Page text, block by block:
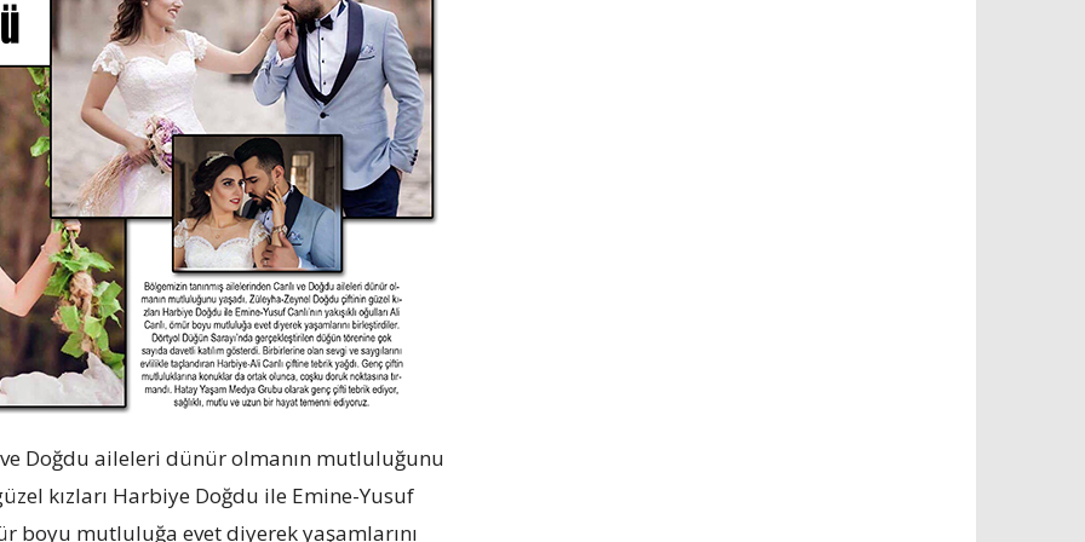
Doğdu aileleri dünür olmanın mutluluğunu
kızları Harbiye Doğdu ile Emine-Yusuf
boyu mutluluğa evet diyerek yaşamlarını